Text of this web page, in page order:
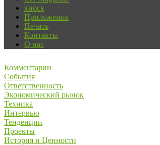
киоск
Приложения
Печать
Контакты
О нас
Комментарии
События
Ответственность
Экономический рынок
Техника
Интервью
Тенденции
Проекты
История и Ценности